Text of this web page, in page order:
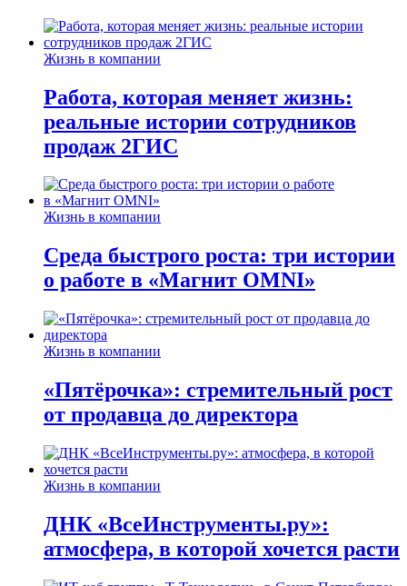
Жизнь в компании
Работа, которая меняет жизнь:
реальные истории сотрудников
продаж 2ГИС
Жизнь в компании
Среда быстрого роста: три истории
о работе в «Магнит OMNI»
Жизнь в компании
«Пятёрочка»: стремительный рост
от продавца до директора
Жизнь в компании
ДНК «ВсеИнструменты.ру»:
атмосфера, в которой хочется расти